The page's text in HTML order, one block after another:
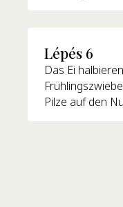
Lépés 6
Das Ei
Pilze auf den